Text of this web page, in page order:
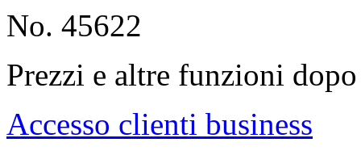
No. 45622
Prezzi e altre funzioni
Accesso clienti business